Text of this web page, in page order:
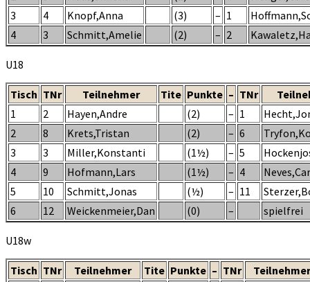
3
4 Knopf,Anna (3) – 1
4
3 Schmitt,Amelie (2) – 2
U18
Tisch TNr Teilnehmer Tite Punkte – TNr
1
2 Hayen,Andre (2) – 1
2
8 Krets,Tristan (2) – 6
3
3 Miller,Konstanti (1½) – 5
4
9 Hofmann,Lars (1½) – 4
5
10 Schmitt,Jonas (½) – 11
6
12 Weickenmeier,Dan (0) – spielfrei
U18w
Tisch TNr Teilnehmer Tite Punkte – TNr
Teilnehmer